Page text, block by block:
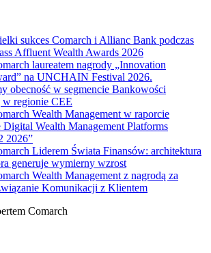
sukces Comarch i Allianc Bank podczas
Affluent Wealth Awards 2026
laureatem nagrody „Innovation
na UNCHAIN Festival 2026.
obecność w segmencie Bankowości
regionie CEE
Wealth Management w raporcie
Digital Wealth Management Platforms
2026”
Liderem Świata Finansów: architektura
generuje wymierny wzrost
Wealth Management z nagrodą za
Komunikacji z Klientem
Comarch